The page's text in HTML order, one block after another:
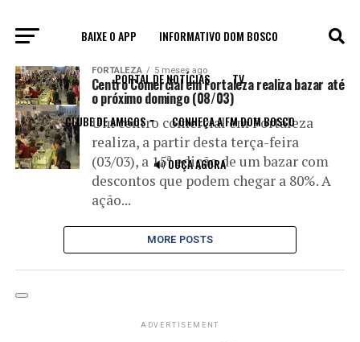
BAIXE O APP INFORMATIVO DOM BOSCO
PORTAL DE NOTÍCIAS TV
CLUBE DE AMIGOS CONHEÇA A FM DOM BOSCO
🔊 OUÇA AGORA
All posts tagged "centro comercial"
FORTALEZA 5 meses ago
Centro Comercial em Fortaleza realiza bazar até
o próximo domingo (08/03)
Um centro comercial em Fortaleza
realiza, a partir desta terça-feira
(03/03), a 15ª edição de um bazar com
descontos que podem chegar a 80%. A
ação...
MORE POSTS
ADVERTISEMENT